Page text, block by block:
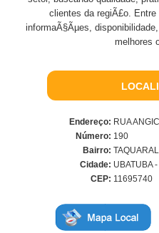
clientes da regiÃ£o.
informaÃ§Ãµes,
melhores
Endereço: RUA
Número: 190
Bairro: TAQUARAL
Cidade: UBATUBA
CEP: 11695740